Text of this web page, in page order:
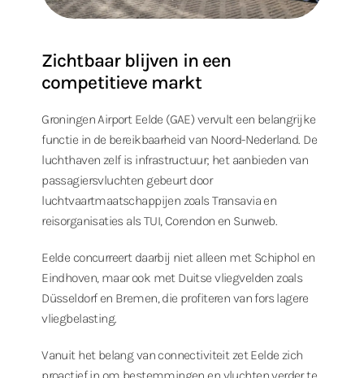
Zichtbaar blijven in een
competitieve markt
Groningen Airport Eelde (GAE) vervult een belangrijke
functie in de bereikbaarheid van Noord-Nederland. De
luchthaven zelf is infrastructuur; het aanbieden van
passagiersvluchten gebeurt door
luchtvaartmaatschappijen zoals Transavia en
reisorganisaties als TUI, Corendon en Sunweb.
Eelde concurreert daarbij niet alleen met Schiphol en
Eindhoven, maar ook met Duitse vliegvelden zoals
Düsseldorf en Bremen, die profiteren van fors lagere
vliegbelasting.
Vanuit het belang van connectiviteit zet Eelde zich